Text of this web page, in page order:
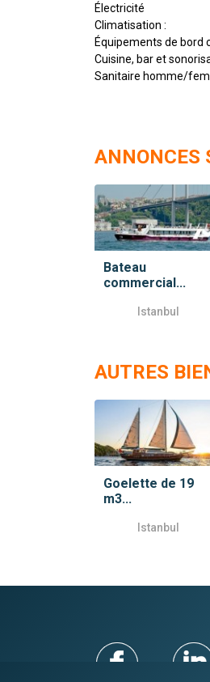
Électricité
Climatisation :
Équipements de bord
Cuisine, bar et
Sanitaire homme/
ANNONCES
Bateau
commercial...
Istanbul
AUTRES
Goelette de 19
m3...
Istanbul